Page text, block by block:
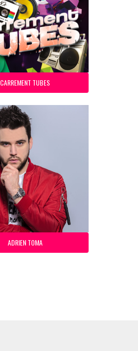
CARREMENT TUBES
ADRIEN TOMA